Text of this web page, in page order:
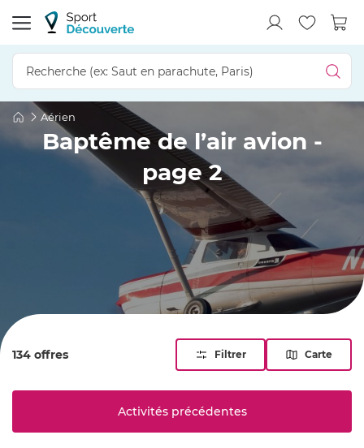
Aérien
Baptême de l’air avion -
page 2
134 offres Filtrer Carte
Activités précédentes